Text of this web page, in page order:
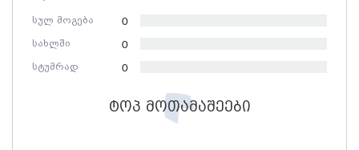
სულ მოგება 0
სახლში 0
სტუმრად 0
ტოპ მოთამაშეები